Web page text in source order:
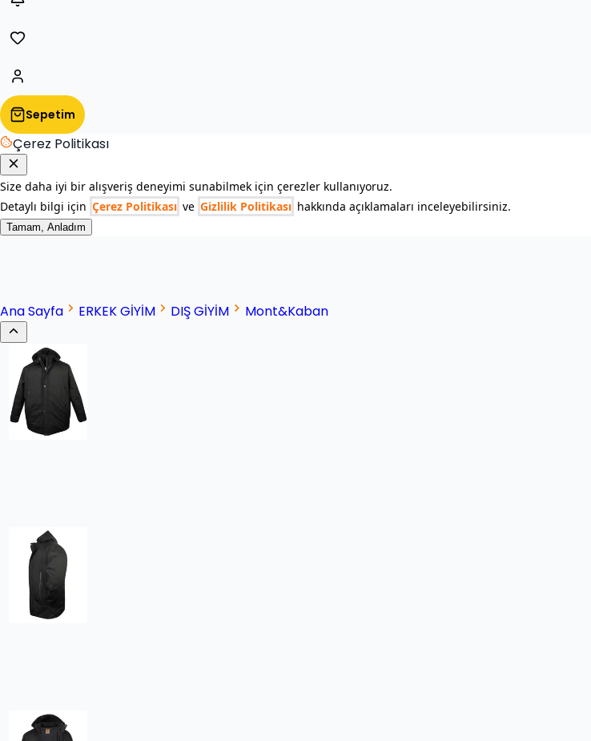
Sepetim
Çerez Politikası
Size daha iyi bir alışveriş deneyimi sunabilmek için çerezler kullanıyoruz.
Detaylı bilgi için Çerez Politikası ve Gizlilik Politikası hakkında açıklamaları inceleyebilirsiniz.
Tamam, Anladım
Ana Sayfa ERKEK GİYİM DIŞ GİYİM Mont&Kaban